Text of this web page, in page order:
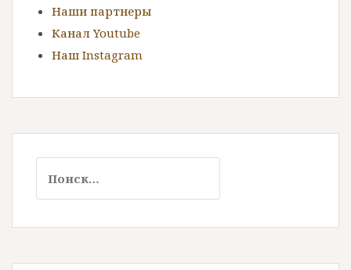
Наши партнеры
Канал Youtube
Наш Instagram
й
: